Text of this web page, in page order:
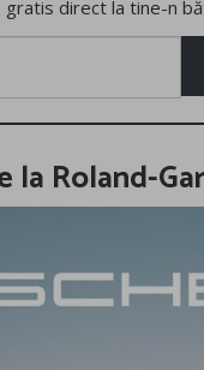
gratis direct la tine-n
Roland-